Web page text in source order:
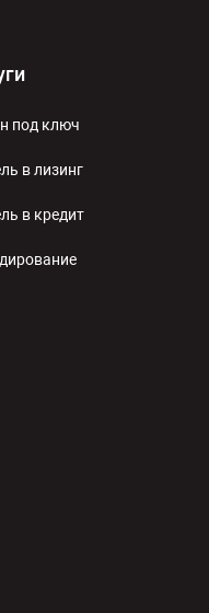
под ключ
в лизинг
в кредит